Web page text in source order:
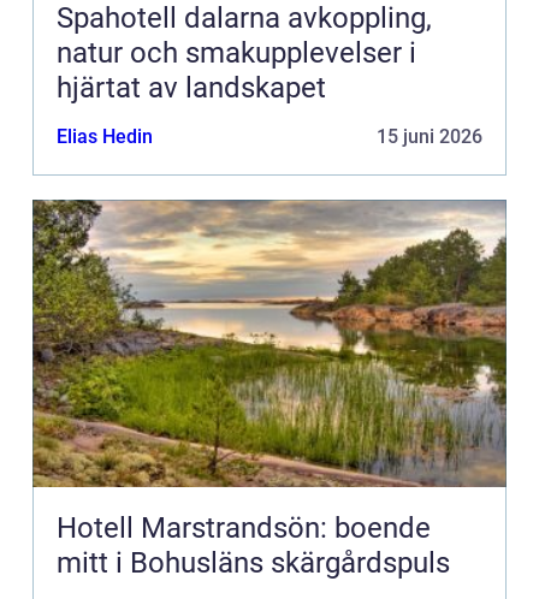
Spahotell dalarna avkoppling,
natur och smakupplevelser i
hjärtat av landskapet
Elias Hedin 15 juni 2026
Hotell Marstrandsön: boende
mitt i Bohusläns skärgårdspuls